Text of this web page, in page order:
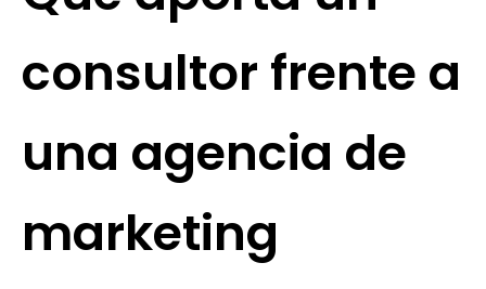
consultor frente a
una agencia de
marketing